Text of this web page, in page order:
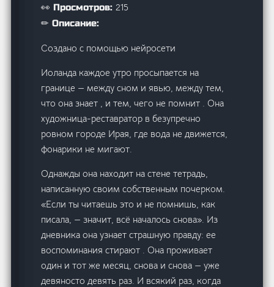
👀 Просмотров: 215
✏ Описание:
Создано с помощью нейросети
Иоланда каждое утро просыпается на
границе — между сном и явью, между тем,
что она знает , и тем, чего не помнит . Она
художница-реставратор в безупречно
ровном городе Ирая, где вода не движется,
фонарики не мигают.
Однажды она находит на стене тетрадь,
написанную своим собственным почерком.
«Если ты читаешь это и не помнишь, как
писала, — значит, всё началось снова». Из
дневника она узнает страшную правду: ее
воспоминания стирают . Она проживает
один и тот же месяц, снова и снова — уже
девяносто девять раз. И всякий раз, когда